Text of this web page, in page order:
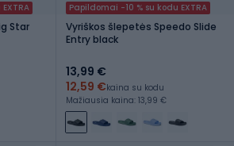
Star
Papildomai -10 % su kodu EXTRA
Vyriškos šlepetės Speedo Slide
Entry black
13,99 €
12,59 €kaina su kodu
Mažiausia kaina: 13,99 €